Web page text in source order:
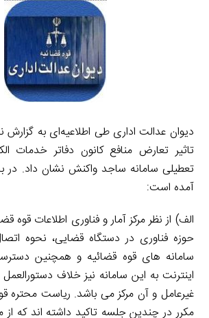
دیوان عدالت اداری طی اطلاعیه‌ای به گزارش
تاثیر تعارض منافع کانون دفاتر خدمات
تعطیلی سامانه ساجد واکنش نشان داد. در
آمده است:
الف) از نظر مرکز آمار و فناوری اطلاعات قوه
حوزه فناوری در دستگاه قضایی، نحوه
سامانه های قوه قضائیه و همچنین
اینترنت به این سامانه نیز خلاف
غیرعامل و آن مرکز می باشد. ریاست محتره
مکرر در چندین جلسه تاکید داشته اند که از